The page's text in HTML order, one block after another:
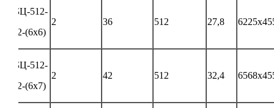
БЦ-512-
-2-(6х6)
2 36 512 27,8
БЦ-512-
-2-(6х7)
2 42 512 32,4